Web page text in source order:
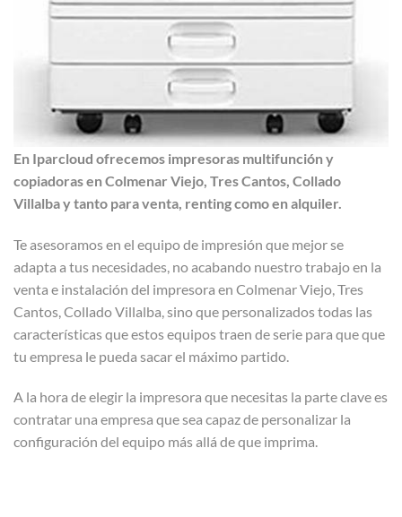
En Iparcloud ofrecemos impresoras multifunción y
copiadoras en Colmenar Viejo, Tres Cantos, Collado
Villalba y tanto para venta, renting como en alquiler.
Te asesoramos en el equipo de impresión que mejor se
adapta a tus necesidades, no acabando nuestro trabajo en la
venta e instalación del impresora en Colmenar Viejo, Tres
Cantos, Collado Villalba, sino que personalizados todas las
características que estos equipos traen de serie para que que
tu empresa le pueda sacar el máximo partido.
A la hora de elegir la impresora que necesitas la parte clave es
contratar una empresa que sea capaz de personalizar la
configuración del equipo más allá de que imprima.